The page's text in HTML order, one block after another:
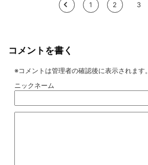
< 1 2 3
コメントを書く
※コメントは管理者の確認後に表示されます。
ニックネーム